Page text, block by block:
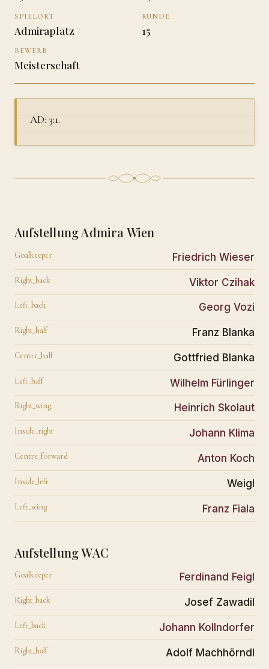
SPIELORT
Admiraplatz
RUNDE
15
BEWERB
Meisterschaft
AD: 3:1.
Aufstellung Admira Wien
Goalkeeper Friedrich Wieser
Right_back Viktor Czihak
Left_back Georg Vozi
Right_half Franz Blanka
Centre_half Gottfried Blanka
Left_half Wilhelm Fürlinger
Right_wing Heinrich Skolaut
Inside_right Johann Klima
Centre_forward Anton Koch
Inside_left Weigl
Left_wing Franz Fiala
Aufstellung WAC
Goalkeeper Ferdinand Feigl
Right_back Josef Zawadil
Left_back Johann Kollndorfer
Right_half Adolf Machhörndl